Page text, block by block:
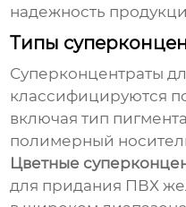
надежность
Типы
Суперконцентраты
классифицируются
включая тип
полимерный
Цветные
для придания ПВХ